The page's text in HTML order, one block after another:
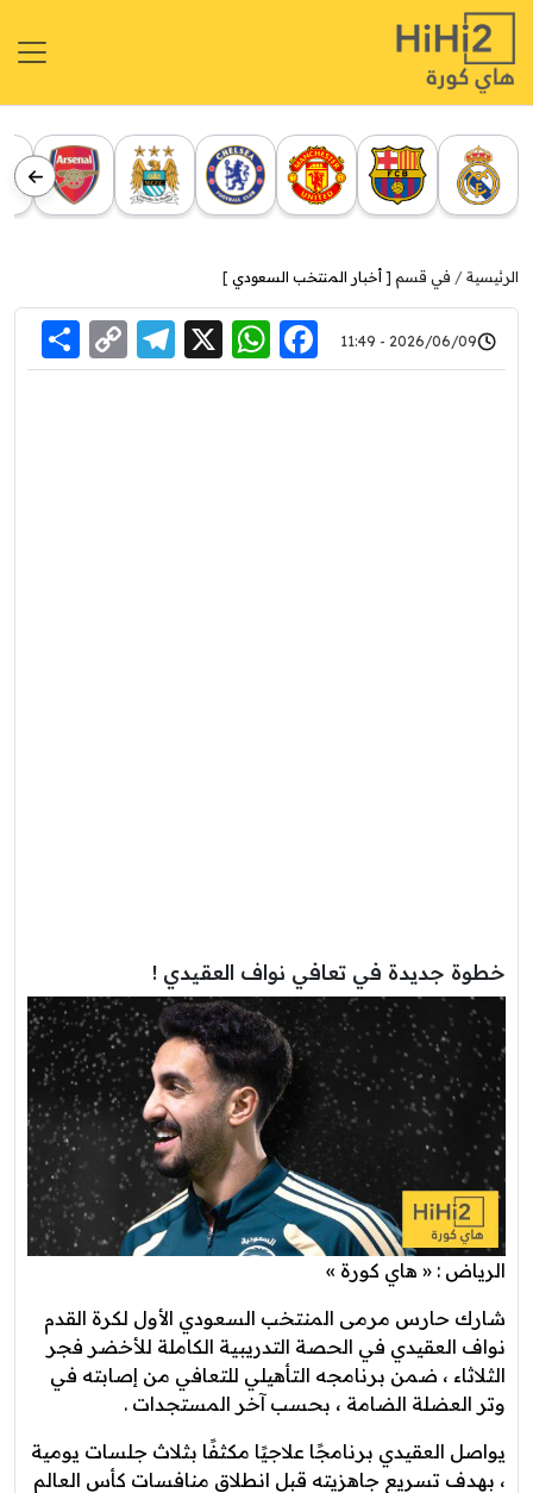
الرئيسية في قسم [ أخبار المنتخب السعودي ]
2026/06/09 - 11:49
Facebook
WhatsApp
X
Link
خطوة جديدة في تعافي نواف العقيدي !
الرياض : « هاي كورة »
شارك حارس مرمى المنتخب السعودي الأول لكرة القدم
نواف العقيدي في الحصة التدريبية الكاملة للأخضر فجر
الثلاثاء ، ضمن برنامجه التأهيلي للتعافي من إصابته في
وتر العضلة الضامة ، بحسب آخر المستجدات .
يواصل العقيدي برنامجًا علاجيًا مكثفًا بثلاث جلسات يومية
، بهدف تسريع جاهزيته قبل انطلاق منافسات كأس العالم